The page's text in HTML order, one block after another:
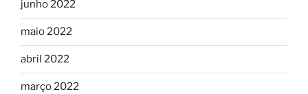
junho 2022
maio 2022
abril 2022
março 2022